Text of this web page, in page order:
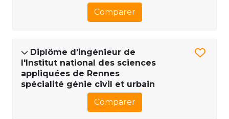
Comparer
Diplôme d'ingénieur de
l'Institut national des sciences
appliquées de Rennes
spécialité génie civil et urbain
Comparer